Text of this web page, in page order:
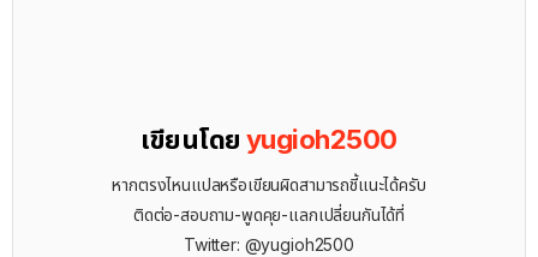
เขียนโดยyugioh2500
หากตรงไหนแปลหรือเขียนผิดสามารถชี้แนะได้ครับ
ติดต่อ-สอบถาม-พูดคุย-แลกเปลี่ยนกันได้ที่
Twitter: @yugioh2500